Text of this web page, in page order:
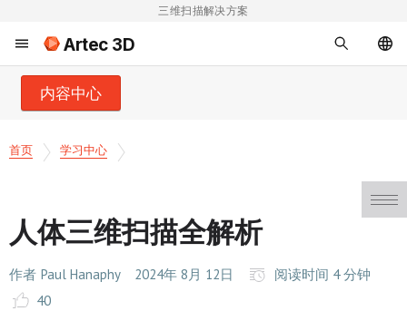
三维扫描解决方案
Artec 3D
内容中心
首页 学习中心
人体三维扫描全解析
作者 Paul Hanaphy 2024年 8月 12日
阅读时间 4 分钟
40